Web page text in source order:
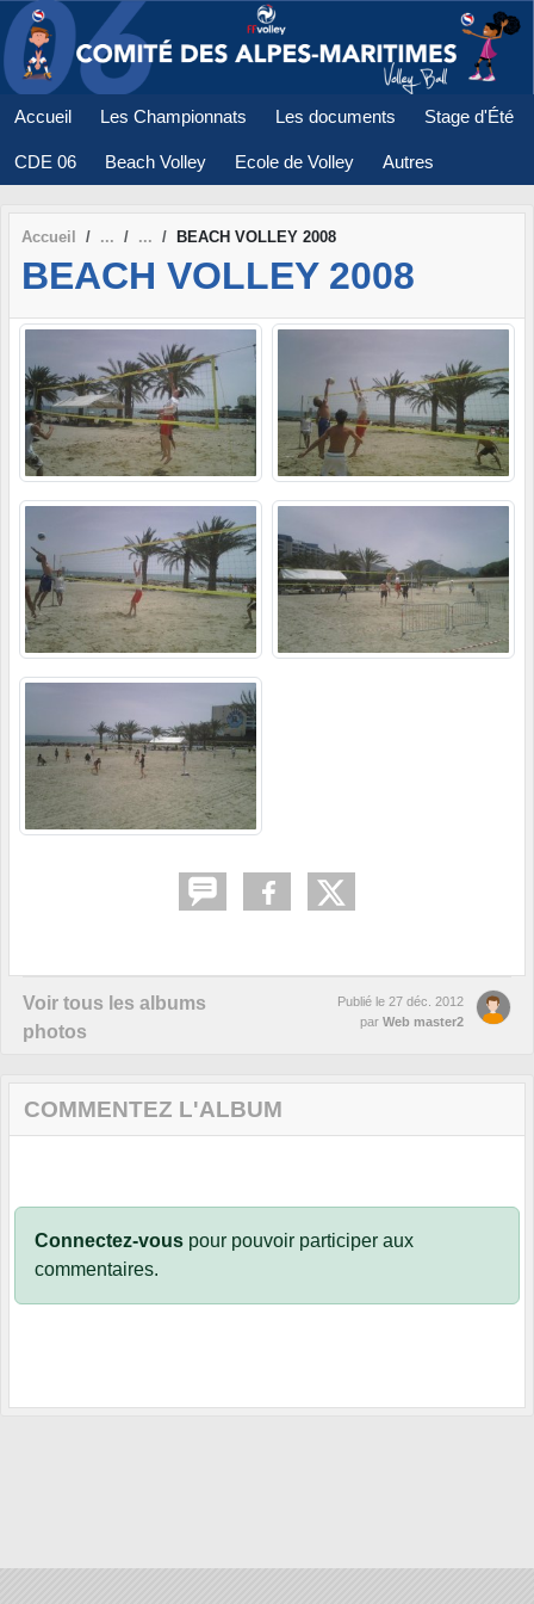
Accueil Les Championnats Les documents Stage d'Été
CDE 06 Beach Volley Ecole de Volley Autres
Accueil BEACH VOLLEY 2008
BEACH VOLLEY 2008
Voir tous les albums
photos
Publié le 27 déc. 2012
par Web master2
COMMENTEZ L'ALBUM
Connectez-vous pour pouvoir participer aux
commentaires.
Panneau de gestion des cookies